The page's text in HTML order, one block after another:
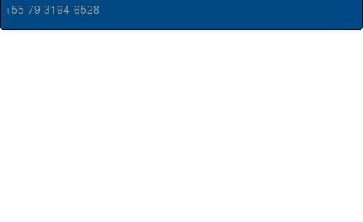
+55 79 3194-6528